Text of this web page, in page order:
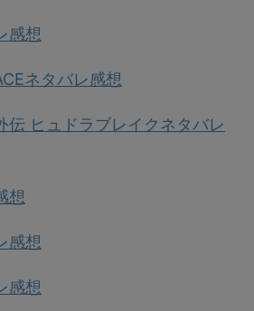
感想
ネタバレ感想
伝 ヒュドラブレイクネタバレ
想
感想
感想